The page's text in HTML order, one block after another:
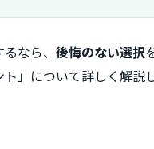
なら、 後悔のない選択
」について詳しく解説